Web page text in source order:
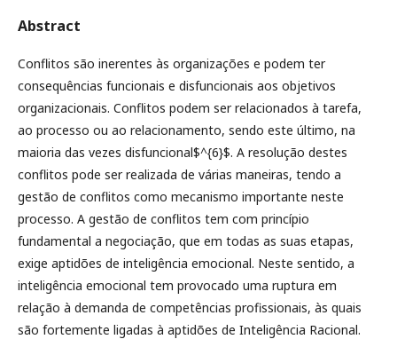
Abstract
Conflitos são inerentes às organizações e podem ter
consequências funcionais e disfuncionais aos objetivos
organizacionais. Conflitos podem ser relacionados à tarefa,
ao processo ou ao relacionamento, sendo este último, na
maioria das vezes disfuncional$^{6}$. A resolução destes
conflitos pode ser realizada de várias maneiras, tendo a
gestão de conflitos como mecanismo importante neste
processo. A gestão de conflitos tem com princípio
fundamental a negociação, que em todas as suas etapas,
exige aptidões de inteligência emocional. Neste sentido, a
inteligência emocional tem provocado uma ruptura em
relação à demanda de competências profissionais, às quais
são fortemente ligadas à aptidões de Inteligência Racional.